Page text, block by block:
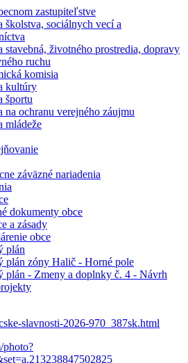
zastupiteľstve
školstva, sociálnych vecí a
stavebná, životného prostredia, dopravy
ruchu
komisia
kultúry
športu
na ochranu verejného záujmu
mládeže
záväzné nariadenia
dokumenty obce
a zásady
obce
plán
plán zóny Halič - Horné pole
plán - Zmeny a doplnky č. 4 - Návrh
slavnosti-2026-970_387sk.html
photo?